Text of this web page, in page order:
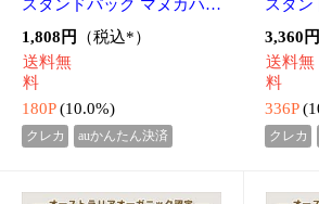
プレミアム ジャラハニー T
プレミアム ジャ